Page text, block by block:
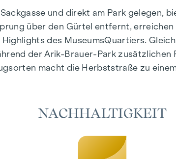
das Design und
ausgewählte Materialien, die zeitlose
sorgen in den
und direkt am Park gelegen,
über den Gürtel entfernt,
des MuseumsQuartiers.
der Arik-Brauer-Park
macht die Herbststraße zu
NACHHALTIGKEIT